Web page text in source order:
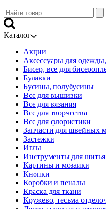
Каталог
Акции
Аксессуары для
Бисер, все для
Булавки
Бусины, полубусины
Все для вышивки
Все для вязания
Все для творчества
Все для флористики
Запчасти для швейных
Застежки
Иглы
Инструменты для шитья
Картины и мозаики
Кнопки
Коробки и пеналы
Краска для ткани
Кружево, тесьма